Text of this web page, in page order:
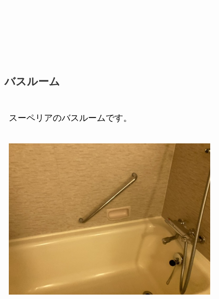
バスルーム
スーペリアのバスルームです。